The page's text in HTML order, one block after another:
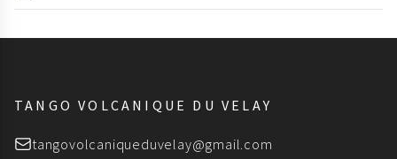
TANGO VOLCANIQUE DU VELAY
tangovolcaniqueduvelay@gmail.com